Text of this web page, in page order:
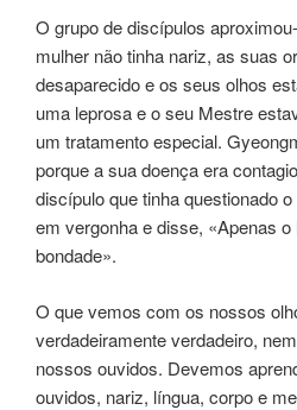
O grupo de discípulos
mulher não tinha nariz, as suas
desaparecido e os seus olhos
uma leprosa e o seu Mestre
um tratamento especial.
porque a sua doença era
discípulo que tinha questionado
em vergonha e disse, «Apenas
bondade».
O que vemos com os nossos
verdadeiramente verdadeiro,
nossos ouvidos. Devemos
ouvidos, nariz, língua, corpo e